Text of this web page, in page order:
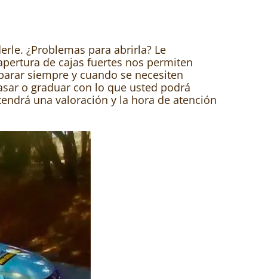
¿Problemas para abrirla? Le
de cajas fuertes nos permiten
siempre y cuando se necesiten
o graduar con lo que usted podrá
una valoración y la hora de atención